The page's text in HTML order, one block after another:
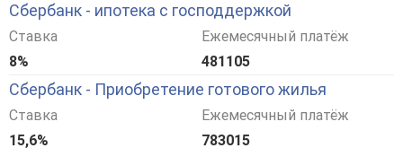
Сбербанк - ипотека с господдержкой
Ставка
8%
Ежемесячный платёж
481105
Сбербанк - Приобретение готового жилья
Ставка
15,6%
Ежемесячный платёж
783015